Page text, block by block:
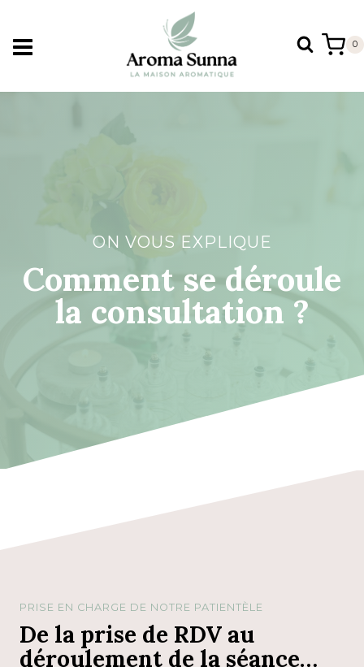
contenu
0
ON VOUS EXPLIQUE
Comment se déroule
la consultation ?
PRISE EN CHARGE DE NOTRE PATIENTÈLE
De la prise de RDV au
déroulement de la séance…